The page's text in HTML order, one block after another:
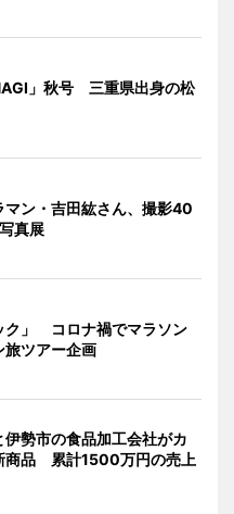
」秋号 三重県出身の松
マン・吉田紘さん、撮影40
真展
ク」 コロナ禍でマラソン
旅ツアー企画
伊勢市の食品加工会社がカ
商品 累計1500万円の売上